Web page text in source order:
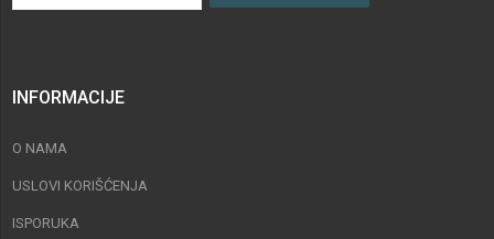
INFORMACIJE
O NAMA
USLOVI KORIŠĆENJA
ISPORUKA